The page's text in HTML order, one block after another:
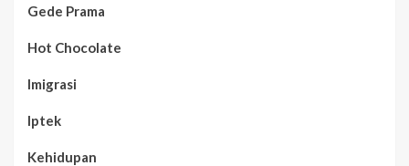
Gede Prama
Hot Chocolate
Imigrasi
Iptek
Kehidupan